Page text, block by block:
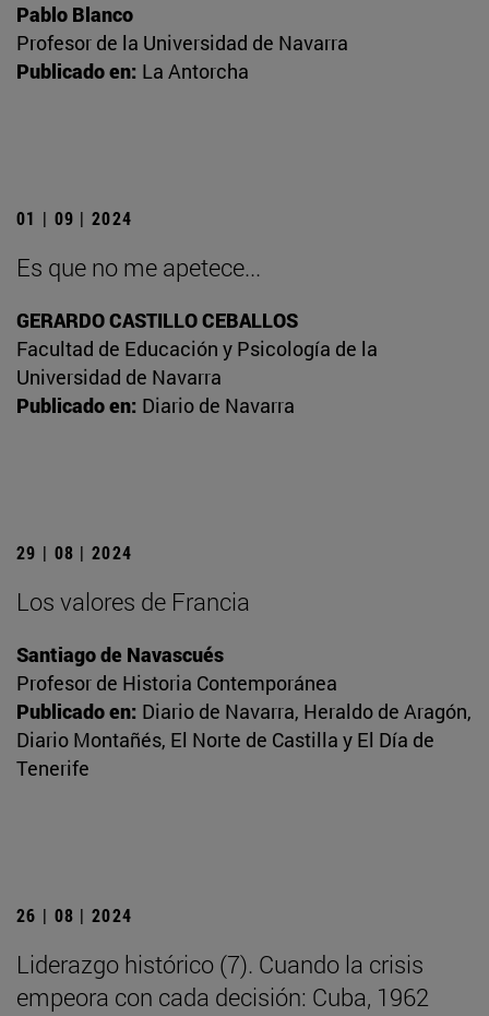
Pablo Blanco
Profesor de la Universidad de Navarra
Publicado en: La Antorcha
01 | 09 | 2024
Es que no me apetece...
GERARDO CASTILLO CEBALLOS
Facultad de Educación y Psicología de la
Universidad de Navarra
Publicado en: Diario de Navarra
29 | 08 | 2024
Los valores de Francia
Santiago de Navascués
Profesor de Historia Contemporánea
Publicado en: Diario de Navarra, Heraldo de Aragón,
Diario Montañés, El Norte de Castilla y El Día de
Tenerife
26 | 08 | 2024
Liderazgo histórico (7). Cuando la crisis
empeora con cada decisión: Cuba, 1962